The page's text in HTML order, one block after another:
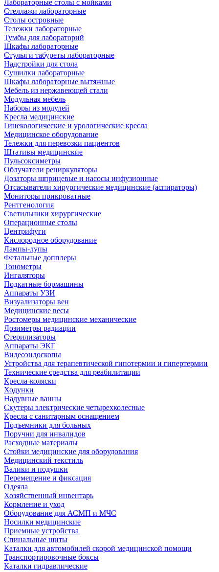
Лабораторные столы с мойками
Стеллажи лабораторные
Столы островные
Тележки лабораторные
Тумбы для лабораторий
Шкафы лабораторные
Стулья и табуреты лабораторные
Надстройки для стола
Сушилки лабораторные
Шкафы лабораторные вытяжные
Мебель из нержавеющей стали
Модульная мебель
Наборы из модулей
Кресла медицинские
Гинекологические и урологические кресла
Медицинское оборудование
Тележки для перевозки пациентов
Штативы медицинские
Пульсоксиметры
Облучатели рециркуляторы
Дозаторы шприцевые и насосы инфузионные
Отсасыватели хирургические медицинские (аспираторы)
Мониторы прикроватные
Рентгенология
Светильники хирургические
Операционные столы
Центрифуги
Кислородное оборудование
Лампы-лупы
Фетальные допплеры
Тонометры
Ингаляторы
Подкатные бормашины
Аппараты УЗИ
Визуализаторы вен
Медицинские весы
Ростомеры медицинские механические
Дозиметры радиации
Стерилизаторы
Аппараты ЭКГ
Видеоэндоскопы
Устройства для терапевтической гипотермии и гипертермии
Технические средства для реабилитации
Кресла-коляски
Ходунки
Надувные ванны
Скутеры электрические четырехколесные
Кресла с санитарным оснащением
Подъемники для больных
Поручни для инвалидов
Расходные материалы
Стойки медицинские для оборудования
Медицинский текстиль
Валики и подушки
Перемещение и фиксация
Одеяла
Хозяйственный инвентарь
Кормление и уход
Оборудование для АСМП и МЧС
Носилки медицинские
Приемные устройства
Спинальные щиты
Каталки для автомобилей скорой медицинской помощи
Транспортировочные боксы
Каталки гидравлические